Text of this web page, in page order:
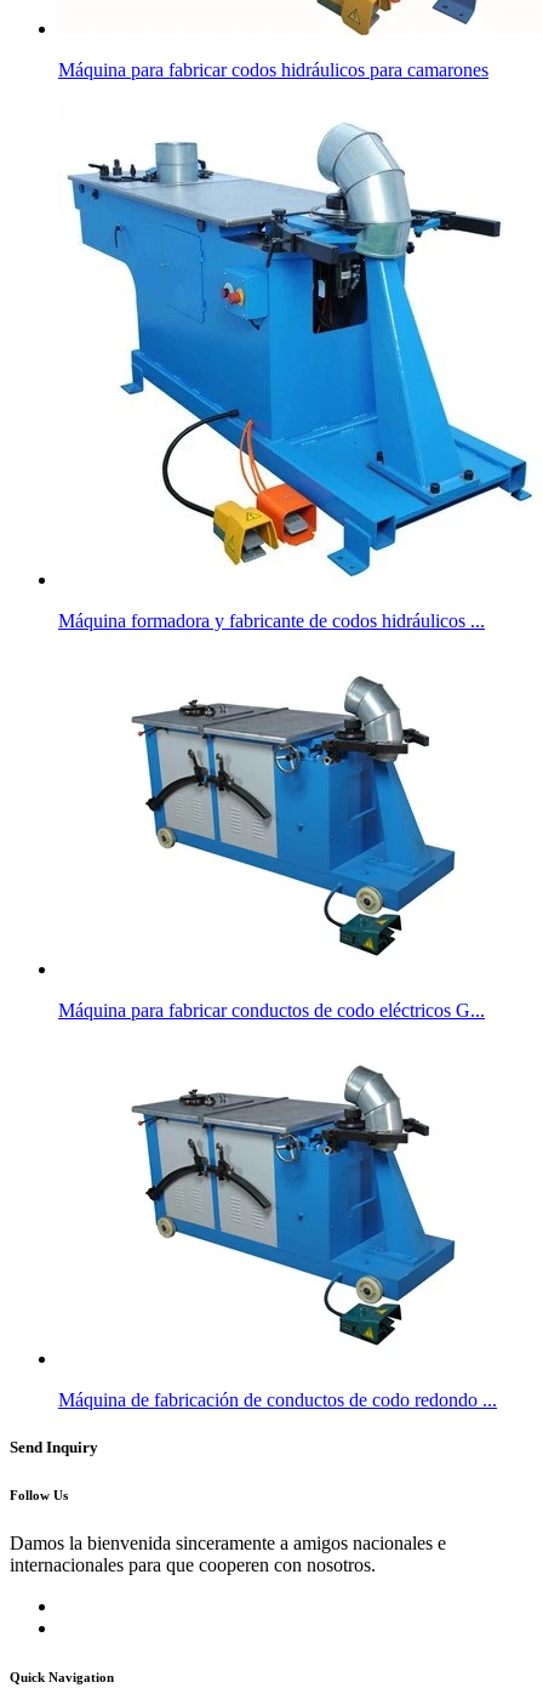
Máquina para fabricar codos hidráulicos para camarones
Máquina formadora y fabricante de codos hidráulicos ...
Máquina para fabricar conductos de codo eléctricos G...
Máquina de fabricación de conductos de codo redondo ...
Send Inquiry
Follow Us
Damos la bienvenida sinceramente a amigos nacionales e
internacionales para que cooperen con nosotros.
Quick Navigation